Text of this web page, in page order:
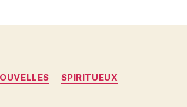
Catégories
SPIRITUEUX